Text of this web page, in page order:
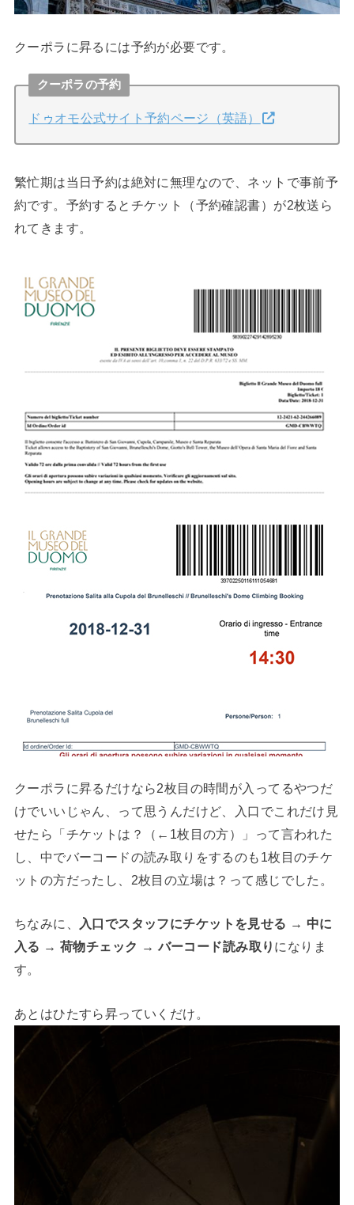
クーポラに昇るには予約が必要です。
クーポラの予約
ドゥオモ公式サイト予約ページ（英語）
繁忙期は当日予約は絶対に無理なので、ネットで事前予
約です。予約するとチケット（予約確認書）が2枚送ら
れてきます。
クーポラに昇るだけなら2枚目の時間が入ってるやつだ
けでいいじゃん、って思うんだけど、入口でこれだけ見
せたら「チケットは？（←1枚目の方）」って言われた
し、中でバーコードの読み取りをするのも1枚目のチケ
ットの方だったし、2枚目の立場は？って感じでした。
ちなみに、
入口でスタッフにチケットを見せる → 中に
入る → 荷物チェック → バーコード読み取り になりま
す。
あとはひたすら昇っていくだけ。